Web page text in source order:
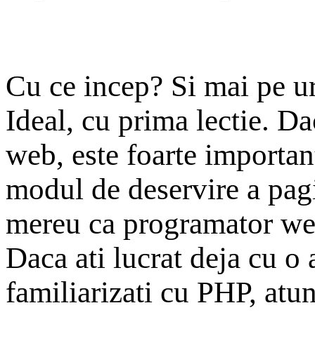
Cu ce incep? Si mai pe
Ideal, cu prima lectie.
web, este foarte
modul de deservire a
mereu ca programator
Daca ati lucrat deja cu
familiarizati cu PHP,